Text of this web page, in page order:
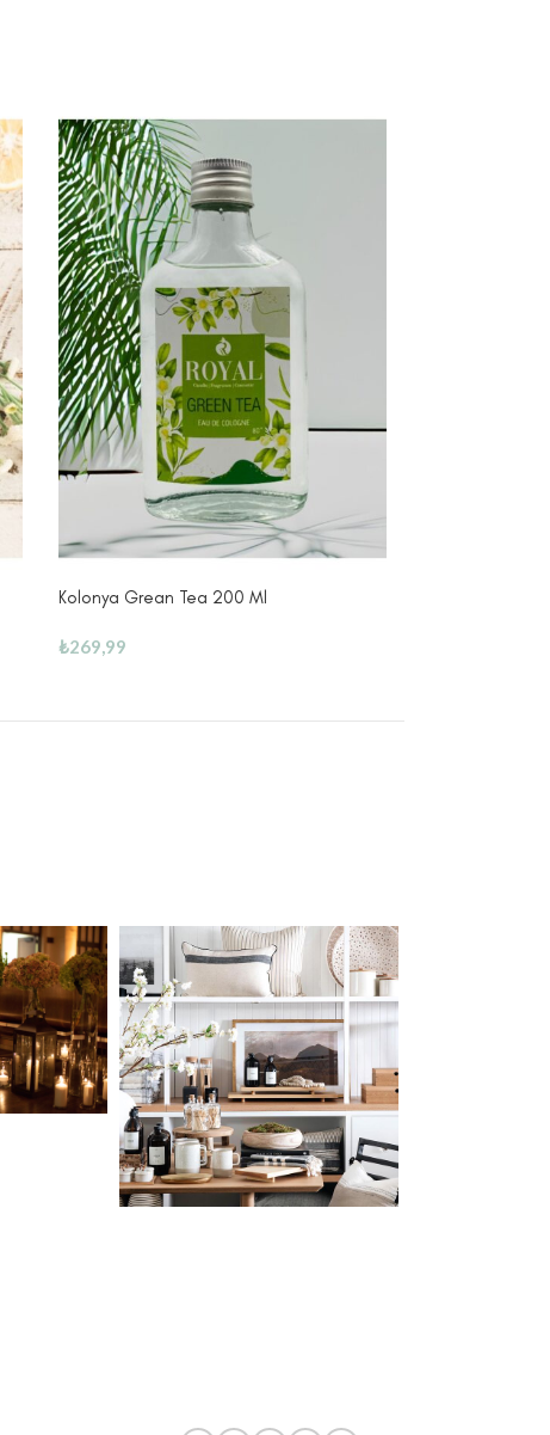
Kolonya Grean Tea 200 Ml
₺269,99